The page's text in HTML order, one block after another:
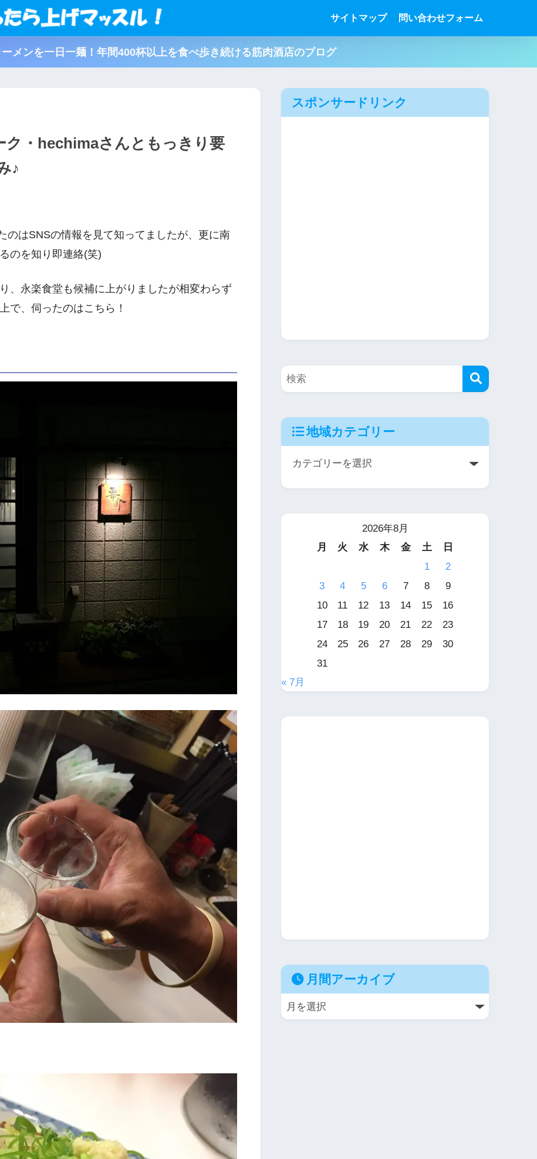
サイトマップ 問い合わせフォーム
ーメンを一日一麺！年間400杯以上を食べ歩き続ける筋肉酒店のブログ
ク・hechimaさんともっきり要
♪
のはSNSの情報を見て知ってましたが、更に南
のを知り即連絡(笑)
、永楽食堂も候補に上がりましたが相変わらず
で、伺ったのはこちら！
スポンサードリンク
地域カテゴリー
2026年8月
月
火 水 木 金 土
日
1
2
3
4 5 6 7 8
9
10
11 12 13 14 15
16
17
18 19 20 21 22
23
24
25 26 27 28 29
30
31
« 7月
月間アーカイブ